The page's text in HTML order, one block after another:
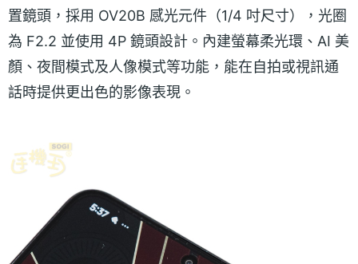
置鏡頭，採用 OV20B 感光元件（1/4 吋尺寸），光圈
為 F2.2 並使用 4P 鏡頭設計。內建螢幕柔光環、AI 美
顏、夜間模式及人像模式等功能，能在自拍或視訊通
話時提供更出色的影像表現。